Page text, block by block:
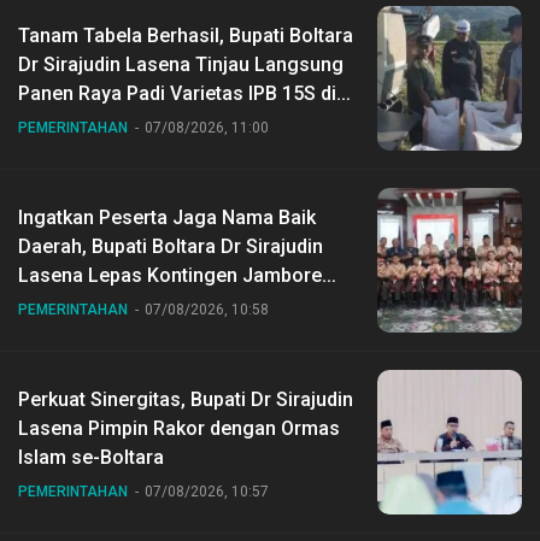
Tanam Tabela Berhasil, Bupati Boltara
Dr Sirajudin Lasena Tinjau Langsung
Panen Raya Padi Varietas IPB 15S di
Desa Gihang
PEMERINTAHAN 07/08/2026, 11:00
Ingatkan Peserta Jaga Nama Baik
Daerah, Bupati Boltara Dr Sirajudin
Lasena Lepas Kontingen Jambore
Nasional ke XII di Buperta Cibubur
PEMERINTAHAN 07/08/2026, 10:58
Perkuat Sinergitas, Bupati Dr Sirajudin
Lasena Pimpin Rakor dengan Ormas
Islam se-Boltara
PEMERINTAHAN 07/08/2026, 10:57